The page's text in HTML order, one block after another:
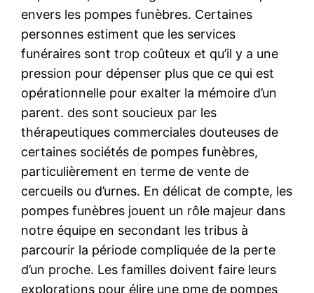
envers les pompes funèbres. Certaines
personnes estiment que les services
funéraires sont trop coûteux et qu’il y a une
pression pour dépenser plus que ce qui est
opérationnelle pour exalter la mémoire d’un
parent. des sont soucieux par les
thérapeutiques commerciales douteuses de
certaines sociétés de pompes funèbres,
particulièrement en terme de vente de
cercueils ou d’urnes. En délicat de compte, les
pompes funèbres jouent un rôle majeur dans
notre équipe en secondant les tribus à
parcourir la période compliquée de la perte
d’un proche. Les familles doivent faire leurs
explorations pour élire une pme de pompes